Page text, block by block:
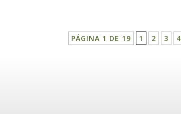
PÁGINA 1 DE 19 1 2 3 4